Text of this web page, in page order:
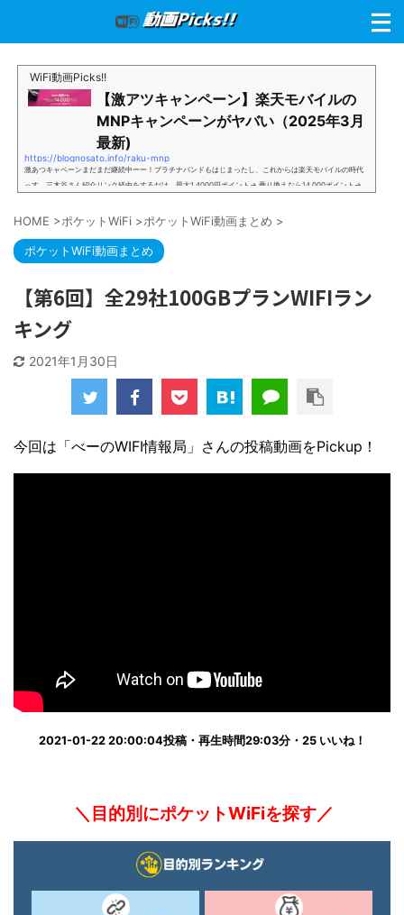
WiFi動画Picks!!
【激アツキャンペーン】楽天モバイルの
MNPキャンペーンがヤバい（2025年3月
最新)
https://blognosato.info/raku-mnp
激あつキャペーンまだまだ継続中ーー！プラチナバンドもはじまったし、これからは楽天モバイルの時代
っす。三木谷さん紹介リンク経由をするだけ。最大1,4000円ポイント→ 乗り換えなら14,000ポイント→
谷さんキャンペーン／2回線目以降でもOK再契約でもでもOK背水の陣の楽天モバイル。ついに「最後の賭
別招待ページから楽天モバイ...
HOME >ポケットWiFi >ポケットWiFi動画まとめ >
ポケットWiFi動画まとめ
【第6回】全29社100GBプランWIFIラン
キング
2021年1月30日
今回は「べーのWIFI情報局」さんの投稿動画をPickup！
2021-01-22 20:00:04投稿・再生時間29:03分・25 いいね！
＼目的別にポケットWiFiを探す／